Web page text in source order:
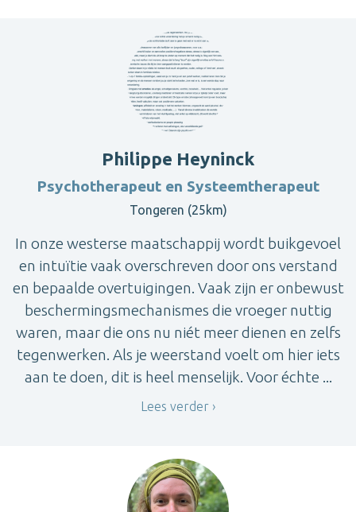
Philippe Heyninck
Psychotherapeut en Systeemtherapeut
Tongeren (25km)
In onze westerse maatschappij wordt buikgevoel
en intuïtie vaak overschreven door ons verstand
en bepaalde overtuigingen. Vaak zijn er onbewust
beschermingsmechanismes die vroeger nuttig
waren, maar die ons nu niét meer dienen en zelfs
tegenwerken. Als je weerstand voelt om hier iets
aan te doen, dit is heel menselijk. Voor échte ...
Lees verder